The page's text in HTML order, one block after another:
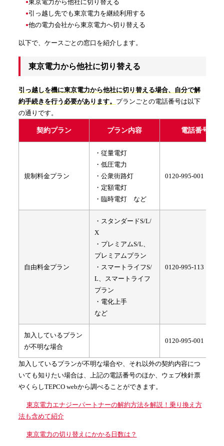
東京電力から他社に切り替える
引っ越し先でも東京電力を継続利用する
他の電力会社から東京電力へ切り替える
以下で、ケースごとの窓口を紹介します。
東京電力から他社に切り替える
引っ越しを機に東京電力から他社に切り替える場合、自分で解
約手続きを行う必要があります。 プランごとの電話番号は以下
の通りです。
契約プラン プラン内容 電話番号
規制料金プラン
・従量電灯
・低圧電力
・公衆街路灯
・定額電灯
・臨時電灯 など
0120-995-001
自由料金プラン
・スタンダードS/L/
X
・プレミアムS/L、
プレミアムプラン
・スマートライフS/
L、スマートライフ
プラン
・電化上手
など
0120-995-113
加入しているプラン
が不明な場合
0120-995-001
加入しているプランが不明な場合や、それ以外の契約内容につ
いても知りたい場合は、上記の電話番号のほか、ウェブ検針票
やくらしTEPCO webから調べることができます。
東京電力エナジーパートナーの解約方法を解説！乗り換え方
法も含めて紹介
東京電力の切り替えにかかる日数は？